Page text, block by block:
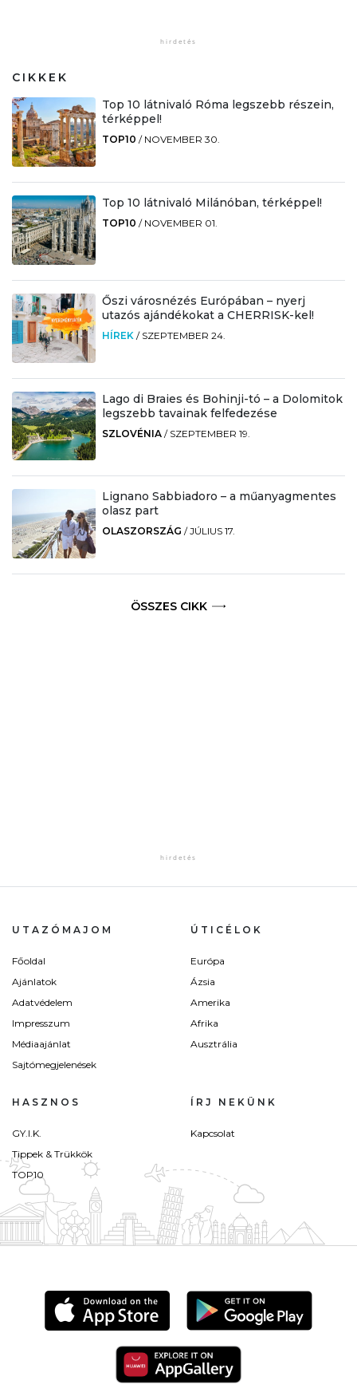
CIKKEK
Top 10 látnivaló Róma legszebb részein,
térképpel!
TOP10 / NOVEMBER 30.
Top 10 látnivaló Milánóban, térképpel!
TOP10 / NOVEMBER 01.
Őszi városnézés Európában – nyerj
utazós ajándékokat a CHERRISK-kel!
HÍREK / SZEPTEMBER 24.
Lago di Braies és Bohinji-tó – a Dolomitok
legszebb tavainak felfedezése
SZLOVÉNIA / SZEPTEMBER 19.
Lignano Sabbiadoro – a műanyagmentes
olasz part
OLASZORSZÁG /JÚLIUS 17.
ÖSSZES CIKK
UTAZÓMAJOM
Főoldal
Ajánlatok
Adatvédelem
Impresszum
Médiaajánlat
Sajtómegjelenések
ÚTICÉLOK
Európa
Ázsia
Amerika
Afrika
Ausztrália
HASZNOS
GY.I.K.
Tippek & Trükkök
TOP10
ÍRJ NEKÜNK
Kapcsolat